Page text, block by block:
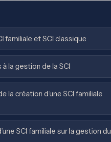
familiale et SCI classique
la gestion de la SCI
la création d’une SCI familiale
SCI familiale sur la gestion du